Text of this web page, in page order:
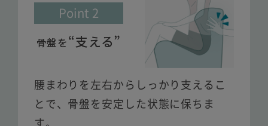
Point 2
骨盤を“支える”
腰まわりを左右からしっかり支えるこ
とで、骨盤を安定した状態に保ちま
す。